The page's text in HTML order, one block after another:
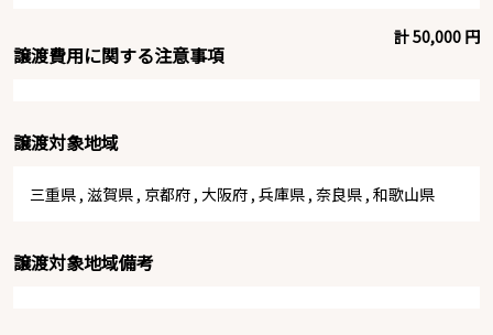
計 50,000 円
譲渡費用に関する注意事項
譲渡対象地域
三重県 , 滋賀県 , 京都府 , 大阪府 , 兵庫県 , 奈良県 , 和歌山県
譲渡対象地域備考